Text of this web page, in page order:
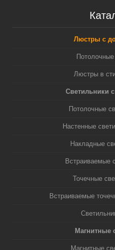
Люстры с
Люстры в
Светильники
Потолочные
Настенные
Накладные
Встраиваемые
Точечные
Встраиваемые
Магнитные
Магнитные